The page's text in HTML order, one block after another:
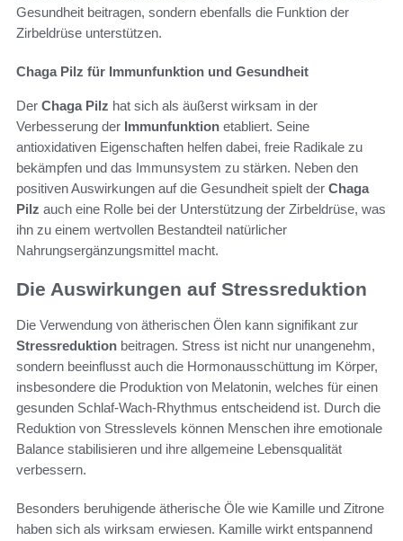
Gesundheit beitragen, sondern ebenfalls die Funktion der
Zirbeldrüse unterstützen.
Chaga Pilz für Immunfunktion und Gesundheit
Der Chaga Pilz hat sich als äußerst wirksam in der
Verbesserung der Immunfunktion etabliert. Seine
antioxidativen Eigenschaften helfen dabei, freie Radikale zu
bekämpfen und das Immunsystem zu stärken. Neben den
positiven Auswirkungen auf die Gesundheit spielt der Chaga
Pilz auch eine Rolle bei der Unterstützung der Zirbeldrüse, was
ihn zu einem wertvollen Bestandteil natürlicher
Nahrungsergänzungsmittel macht.
Die Auswirkungen auf Stressreduktion
Die Verwendung von ätherischen Ölen kann signifikant zur
Stressreduktion beitragen. Stress ist nicht nur unangenehm,
sondern beeinflusst auch die Hormonausschüttung im Körper,
insbesondere die Produktion von Melatonin, welches für einen
gesunden Schlaf-Wach-Rhythmus entscheidend ist. Durch die
Reduktion von Stresslevels können Menschen ihre emotionale
Balance stabilisieren und ihre allgemeine Lebensqualität
verbessern.
Besonders beruhigende ätherische Öle wie Kamille und Zitrone
haben sich als wirksam erwiesen. Kamille wirkt entspannend